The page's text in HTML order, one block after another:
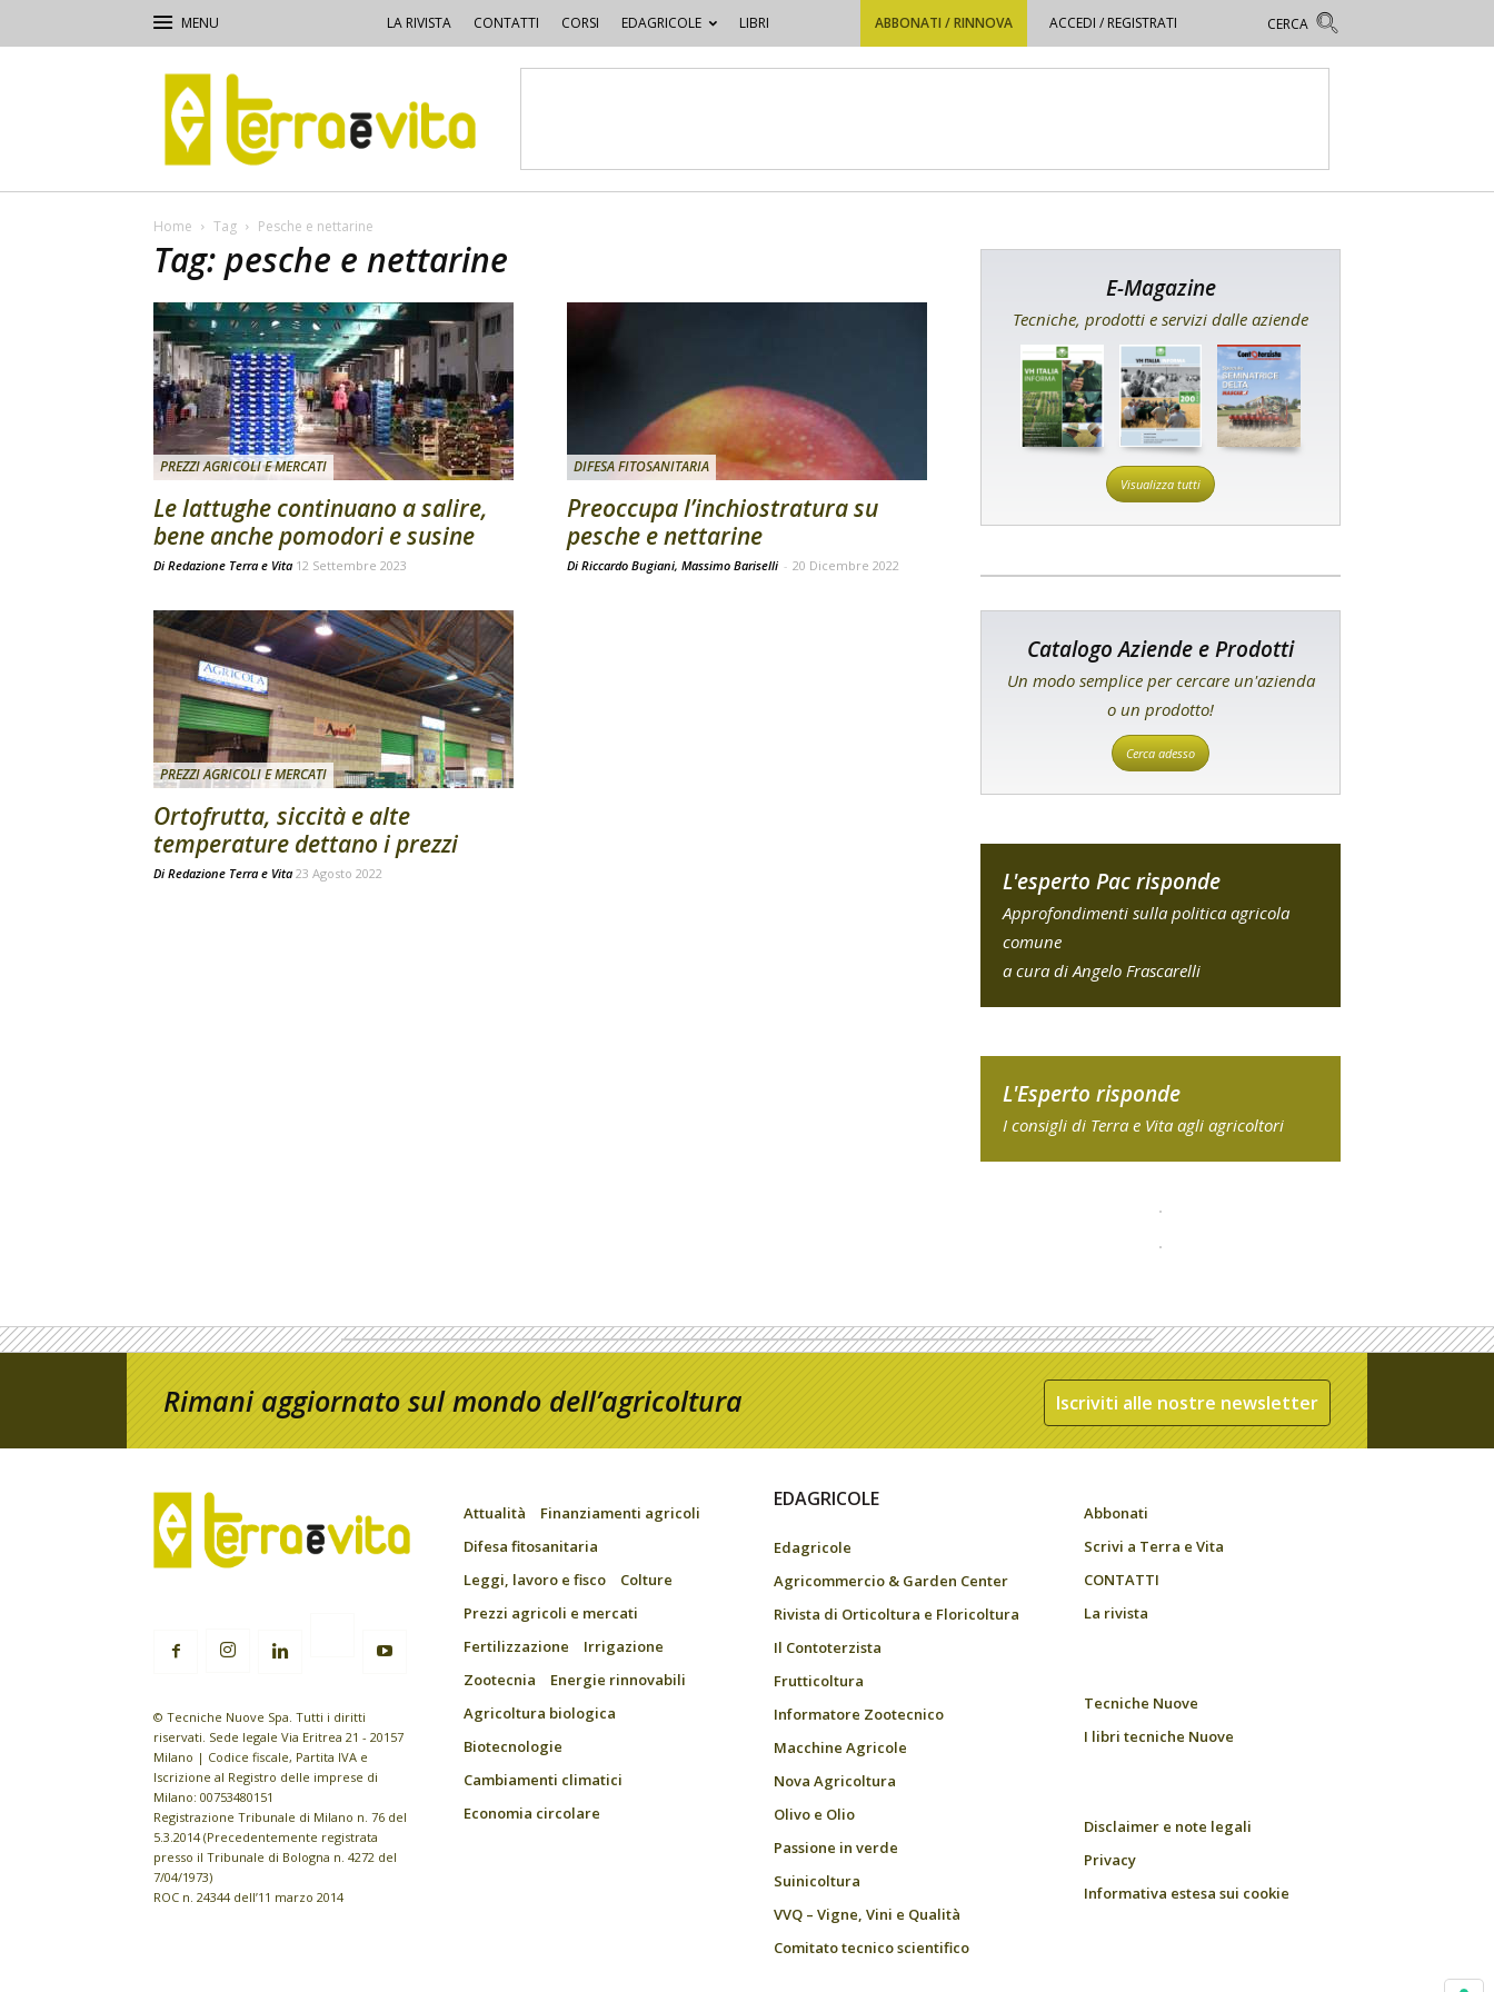
LA RIVISTA CONTATTI CORSI EDAGRICOLE LIBRI ABBONATI / RINNOVA ACCEDI / REGISTRATI
Terra
e
Vita
Home Tag Pesche e nettarine
Tag: pesche e nettarine
PREZZI AGRICOLI E MERCATI
Le lattughe continuano a salire,
bene anche pomodori e susine
Di Redazione Terra e Vita 12 Settembre 2023
DIFESA FITOSANITARIA
Preoccupa l’inchiostratura su
pesche e nettarine
Di Riccardo Bugiani, Massimo Bariselli - 20 Dicembre 2022
PREZZI AGRICOLI E MERCATI
Ortofrutta, siccità e alte
temperature dettano i prezzi
Di Redazione Terra e Vita 23 Agosto 2022
E-Magazine
Tecniche, prodotti e servizi dalle aziende
Visualizza tutti
Catalogo Aziende e Prodotti
Un modo semplice per cercare un'azienda
o un prodotto!
Cerca adesso
L'esperto Pac risponde
Approfondimenti sulla politica agricola
comune
a cura di Angelo Frascarelli
L'Esperto risponde
I consigli di Terra e Vita agli agricoltori
Rimani aggiornato sul mondo dell’agricoltura Iscriviti alle nostre newsletter
© Tecniche Nuove Spa. Tutti i diritti
riservati. Sede legale Via Eritrea 21 - 20157
Milano | Codice fiscale, Partita IVA e
Iscrizione al Registro delle imprese di
Milano: 00753480151
Registrazione Tribunale di Milano n. 76 del
5.3.2014 (Precedentemente registrata
presso il Tribunale di Bologna n. 4272 del
7/04/1973)
ROC n. 24344 dell’11 marzo 2014
Attualità
Finanziamenti agricoli
Difesa fitosanitaria
Leggi, lavoro e fisco
Colture
Prezzi agricoli e mercati
Fertilizzazione
Irrigazione
Zootecnia
Energie rinnovabili
Agricoltura biologica
Biotecnologie
Cambiamenti climatici
Economia circolare
EDAGRICOLE
Edagricole
Agricommercio & Garden Center
Rivista di Orticoltura e Floricoltura
Il Contoterzista
Frutticoltura
Informatore Zootecnico
Macchine Agricole
Nova Agricoltura
Olivo e Olio
Passione in verde
Suinicoltura
VVQ – Vigne, Vini e Qualità
Comitato tecnico scientifico
Abbonati
Scrivi a Terra e Vita
CONTATTI
La rivista
Tecniche Nuove
I libri tecniche Nuove
Disclaimer e note legali
Privacy
Informativa estesa sui cookie